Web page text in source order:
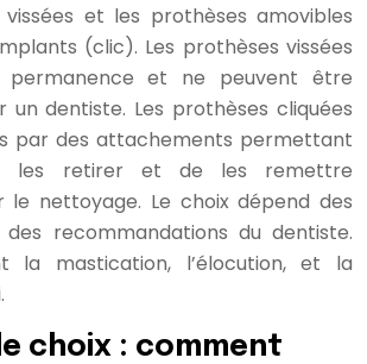
et les prothèses amovibles
(clic). Les prothèses vissées
permanence et ne peuvent être
un dentiste. Les prothèses cliquées
par des attachements permettant
les retirer et de les remettre
le nettoyage. Le choix dépend des
recommandations du dentiste.
la mastication, l’élocution, et la
choix : comment